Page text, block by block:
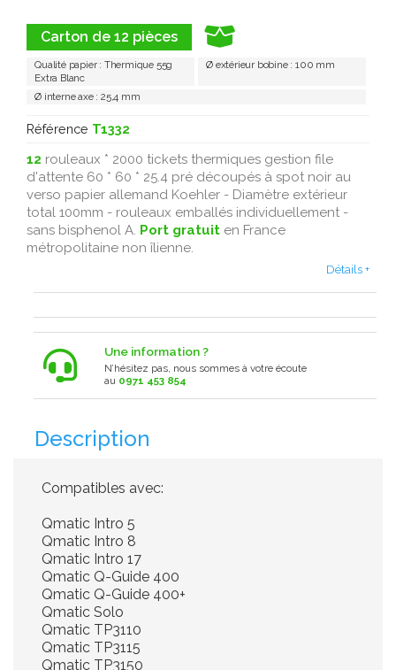
Carton de 12 pièces
Qualité papier : Thermique 55g
Extra Blanc
Ø extérieur bobine : 100 mm
Ø interne axe : 25,4 mm
Référence T1332
12 rouleaux * 2000 tickets thermiques gestion file
d'attente 60 * 60 * 25.4 pré découpés à spot noir au
verso papier allemand Koehler - Diamètre extérieur
total 100mm - rouleaux emballés individuellement -
sans bisphenol A. Port gratuit en France
métropolitaine non îlienne.
Détails +
Une information ?
N’hésitez pas, nous sommes à votre écoute
au 0971 453 854
Description
Compatibles avec:
Qmatic Intro 5
Qmatic Intro 8
Qmatic Intro 17
Qmatic Q-Guide 400
Qmatic Q-Guide 400+
Qmatic Solo
Qmatic TP3110
Qmatic TP3115
Qmatic TP3150